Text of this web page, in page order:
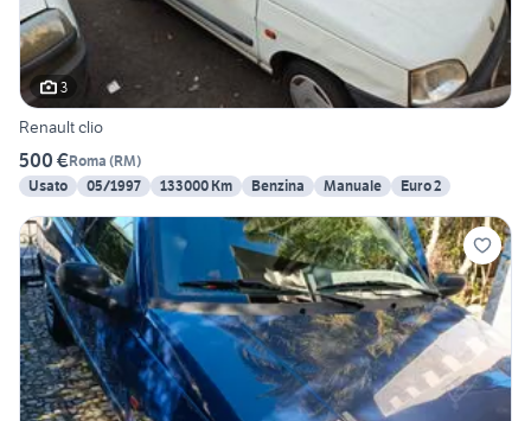
3
Renault clio
500 €Roma (RM)
Usato
05/1997 133000 Km Benzina Manuale Euro 2